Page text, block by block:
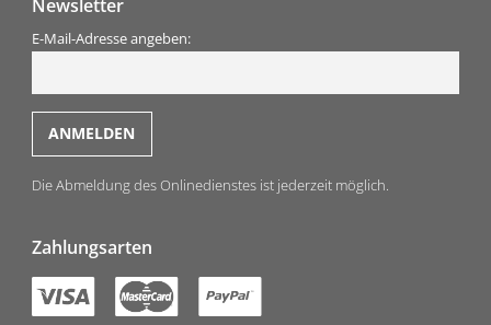
Newsletter
E-Mail-Adresse angeben:
Die Abmeldung des Onlinedienstes ist jederzeit möglich.
Zahlungsarten